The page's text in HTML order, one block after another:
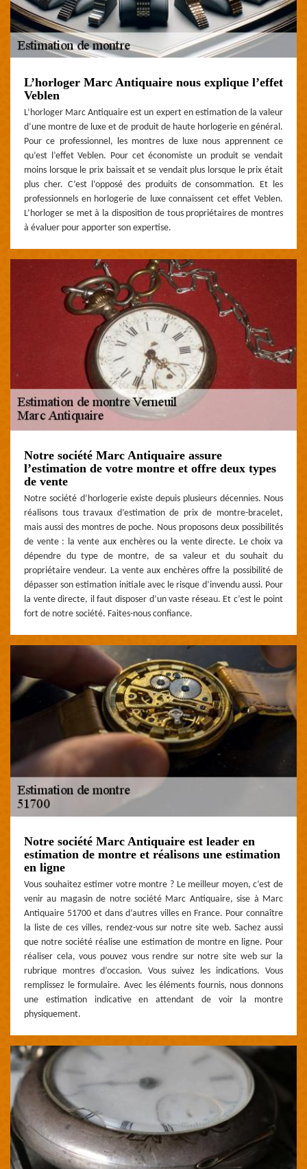
L’horloger Marc Antiquaire nous explique l’effet
Veblen
L’horloger Marc Antiquaire est un expert en estimation de la valeur
d’une montre de luxe et de produit de haute horlogerie en général.
Pour ce professionnel, les montres de luxe nous apprennent ce
qu’est l’effet Veblen. Pour cet économiste un produit se vendait
moins lorsque le prix baissait et se vendait plus lorsque le prix était
plus cher. C’est l’opposé des produits de consommation. Et les
professionnels en horlogerie de luxe connaissent cet effet Veblen.
L’horloger se met à la disposition de tous propriétaires de montres
à évaluer pour apporter son expertise.
Notre société Marc Antiquaire assure
l’estimation de votre montre et offre deux types
de vente
Notre société d’horlogerie existe depuis plusieurs décennies. Nous
réalisons tous travaux d’estimation de prix de montre-bracelet,
mais aussi des montres de poche. Nous proposons deux possibilités
de vente : la vente aux enchères ou la vente directe. Le choix va
dépendre du type de montre, de sa valeur et du souhait du
propriétaire vendeur. La vente aux enchères offre la possibilité de
dépasser son estimation initiale avec le risque d’invendu aussi. Pour
la vente directe, il faut disposer d’un vaste réseau. Et c’est le point
fort de notre société. Faites-nous confiance.
Notre société Marc Antiquaire est leader en
estimation de montre et réalisons une estimation
en ligne
Vous souhaitez estimer votre montre ? Le meilleur moyen, c’est de
venir au magasin de notre société Marc Antiquaire, sise à Marc
Antiquaire 51700 et dans d’autres villes en France. Pour connaître
la liste de ces villes, rendez-vous sur notre site web. Sachez aussi
que notre société réalise une estimation de montre en ligne. Pour
réaliser cela, vous pouvez vous rendre sur notre site web sur la
rubrique montres d’occasion. Vous suivez les indications. Vous
remplissez le formulaire. Avec les éléments fournis, nous donnons
une estimation indicative en attendant de voir la montre
physiquement.